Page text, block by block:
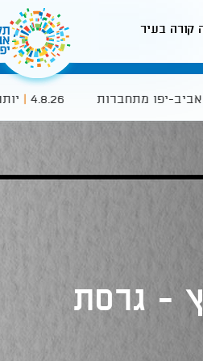
קורה בעיר
לאתר עיריית תל-אביב4.8.26 יותר צל
- גרסת